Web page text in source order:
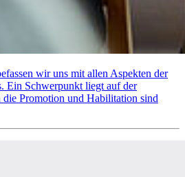
wir uns mit allen Aspekten der
Ein Schwerpunkt liegt auf der
Promotion und Habilitation sind